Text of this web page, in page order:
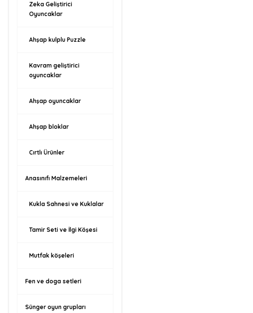
Zeka Geliştirici
Oyuncaklar
Ahşap kulplu Puzzle
Kavram geliştirici
oyuncaklar
Ahşap oyuncaklar
Ahşap bloklar
Cırtlı Ürünler
Anasınıfı Malzemeleri
Kukla Sahnesi ve Kuklalar
Tamir Seti ve İlgi Köşesi
Mutfak köşeleri
Fen ve doga setleri
Sünger oyun grupları